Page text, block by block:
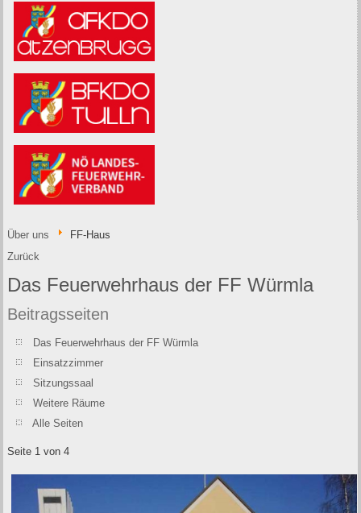
Über uns
FF-Haus
Zurück
Das Feuerwehrhaus der FF Würmla
Beitragsseiten
Das Feuerwehrhaus der FF Würmla
Einsatzzimmer
Sitzungssaal
Weitere Räume
Alle Seiten
Seite 1 von 4